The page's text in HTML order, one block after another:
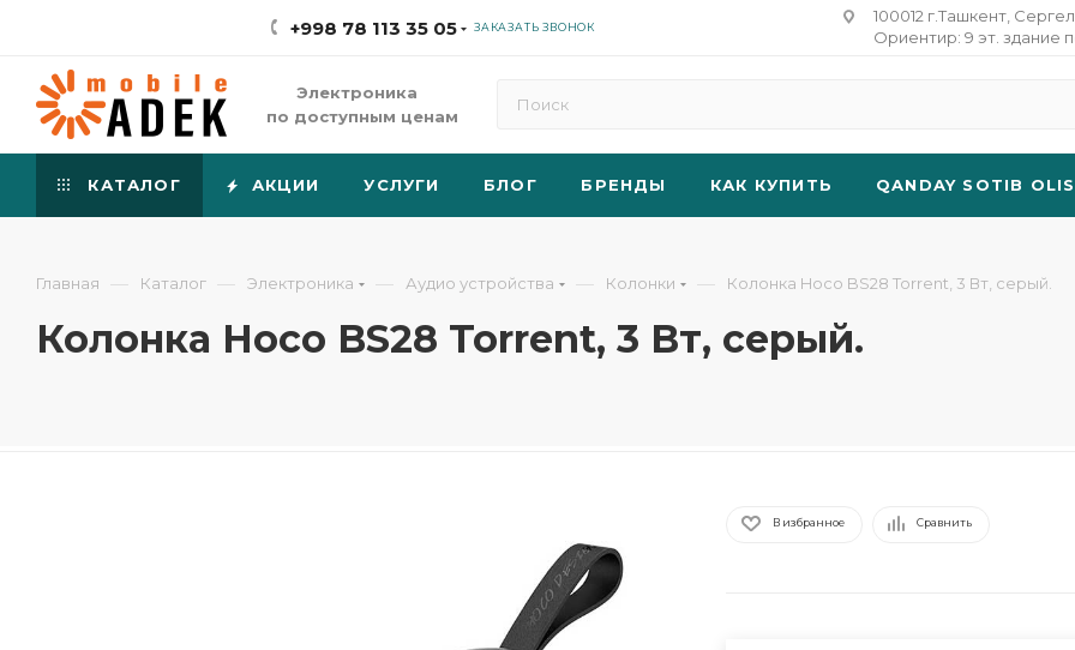
+998 78 113 35 05 ЗАКАЗАТЬ ЗВОНОК
100012 г.Ташкент,
Ориентир: 9 эт. здание
Электроника
по доступным ценам
КАТАЛОГ АКЦИИ УСЛУГИ БЛОГ БРЕНДЫ КАК КУПИТЬ QANDAY SOTIB
Главная — Каталог — Электроника — Аудио устройства — Колонки — Колонка Hoco BS28 Torrent, 3 Вт, серый.
Колонка Hoco BS28 Torrent, 3 Вт, серый.
В избранное Сравнить